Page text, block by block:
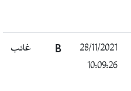
28/11/2021
10:09:26
B غائب